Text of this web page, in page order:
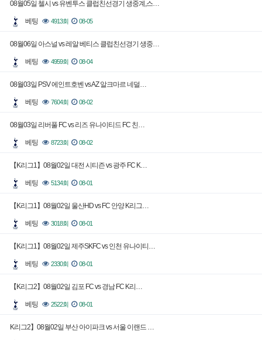
08월05일 첼시 vs 유벤투스 클럽친선경기 생중계,스…
베팅 4913회 08-05
08월06일 아스널 vs 레알 베티스 클럽친선경기 생중…
베팅 4959회 08-04
08월03일 PSV 에인트호벤 vs AZ 알크마르 네덜…
베팅 7604회 08-02
08월03일 리버풀 FC vs 리즈 유나이티드 FC 친…
베팅 8723회 08-02
【K리그1】08월02일 대전 시티즌 vs 광주 FC K…
베팅 5134회 08-01
【K리그1】08월02일 울산HD vs FC 안양 K리그…
베팅 3018회 08-01
【K리그1】08월02일 제주SKFC vs 인천 유나이티…
베팅 2330회 08-01
【K리그2】08월02일 김포 FC vs 경남 FC K리…
베팅 2522회 08-01
K리그2】08월02일 부산 아이파크 vs 서울 이랜드 …